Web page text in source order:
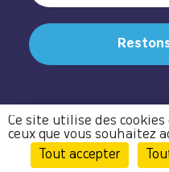
Notre site utilise la protection
Ce site utilise des
ceux que vous souhaitez
Tout accepter